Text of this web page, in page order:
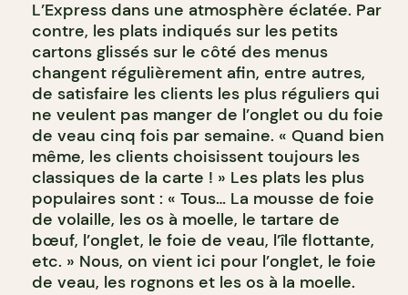
L’Express dans une atmosphère éclatée. Par
contre, les plats indiqués sur les petits
cartons glissés sur le côté des menus
changent régulièrement afin, entre autres,
de satisfaire les clients les plus réguliers qui
ne veulent pas manger de l’onglet ou du foie
de veau cinq fois par semaine. « Quand bien
même, les clients choisissent toujours les
classiques de la carte ! » Les plats les plus
populaires sont : « Tous… La mousse de foie
de volaille, les os à moelle, le tartare de
bœuf, l’onglet, le foie de veau, l’île flottante,
etc. » Nous, on vient ici pour l’onglet, le foie
de veau, les rognons et les os à la moelle.